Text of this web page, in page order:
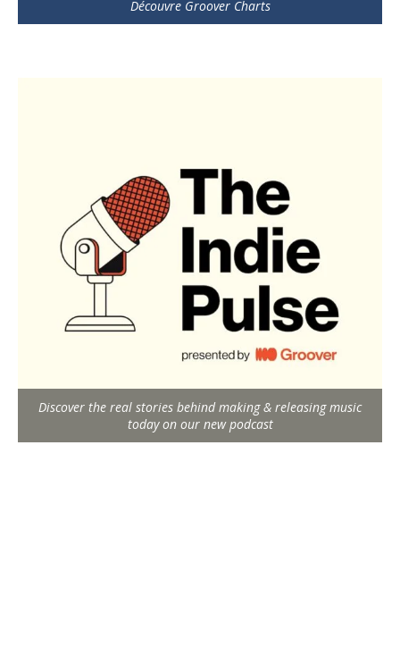
Découvre Groover Charts
Discover the real stories behind making & releasing music
today on our new podcast